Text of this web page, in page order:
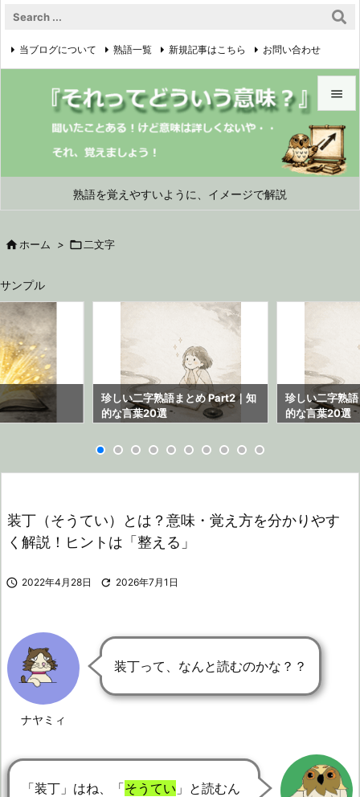
熟語を覚えやすいように、イメージで解説


メニュ


当ブログについて 熟語一覧 新規記事はこちら お問い合わせ
プライバシーポリシー 
 ホーム >  二文字
サンプル
珍しい二字熟語まとめ Part2｜知
的な言葉20選
珍しい二字熟
的な言葉20選
装丁（そうてい）とは？意味・覚え方を分かりやす
く解説！ヒントは「整える」
 2022年4月28日  2026年7月1日
ナヤミィ
装丁って、なんと読むのかな？？
「装丁」はね、「そうてい 」と読むん